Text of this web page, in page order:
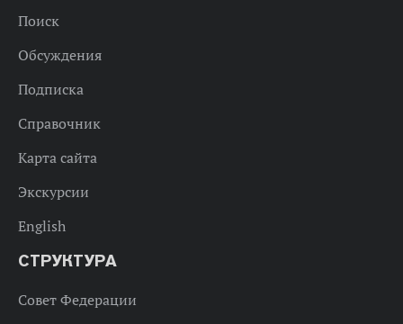
Поиск
Обсуждения
Подписка
Справочник
Карта сайта
Экскурсии
English
СТРУКТУРА
Совет Федерации